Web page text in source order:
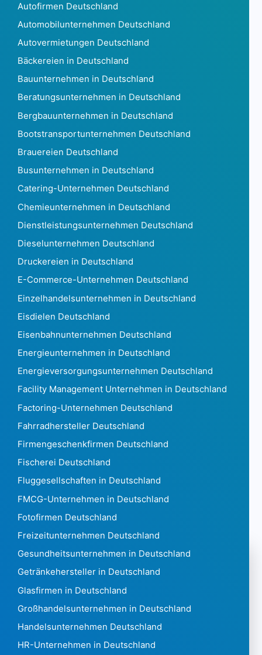
Zypern 28.073
Tschechische Republik 1.815.309
Dschibuti273
Dominica160
Dominikanische Republik129.202
Ecuador 97863
El Salvador2.296
Äquatorialguinea78
Eritrea21
Estland 162.520
Äthiopien8.552
Falklandinseln35
Färöer1.007
Fidschi574
Finnland 605.436
Frankreich 10.478.174
Französisch-Polynesien349
Gabun386
Das Gambia240
Georgia 1.911
Ghana3.077
Gibraltar721
Griechenland 270.131
Grönland7.880
Grenada105
Guadeloupe 49.267
Guam1.189
Guatemala 141.365
Guinea354
Guinea Bissau72
Guyana329
Haiti938
Honduras 2.039
Hong Kong 1.869.111
Island 16.688
India6,216,130
Indonesien 236.753
Iran 16745
Irland 313.430
Autofirmen Deutschland
Automobilunternehmen Deutschland
Autovermietungen Deutschland
Bäckereien in Deutschland
Bauunternehmen in Deutschland
Beratungsunternehmen in Deutschland
Bergbauunternehmen in Deutschland
Bootstransportunternehmen Deutschland
Brauereien Deutschland
Busunternehmen in Deutschland
Catering-Unternehmen Deutschland
Chemieunternehmen in Deutschland
Dienstleistungsunternehmen Deutschland
Dieselunternehmen Deutschland
Druckereien in Deutschland
E-Commerce-Unternehmen Deutschland
Einzelhandelsunternehmen in Deutschland
Eisdielen Deutschland
Eisenbahnunternehmen Deutschland
Energieunternehmen in Deutschland
Energieversorgungsunternehmen Deutschland
Facility Management Unternehmen in Deutschland
Factoring-Unternehmen Deutschland
Fahrradhersteller Deutschland
Firmengeschenkfirmen Deutschland
Fischerei Deutschland
Fluggesellschaften in Deutschland
FMCG-Unternehmen in Deutschland
Fotofirmen Deutschland
Freizeitunternehmen Deutschland
Gesundheitsunternehmen in Deutschland
Getränkehersteller in Deutschland
Glasfirmen in Deutschland
Großhandelsunternehmen in Deutschland
Handelsunternehmen Deutschland
HR-Unternehmen in Deutschland